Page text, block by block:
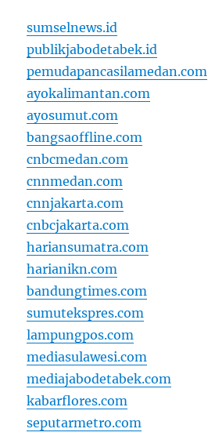
sumselnews.id
publikjabodetabek.id
pemudapancasilamedan.com
ayokalimantan.com
ayosumut.com
bangsaoffline.com
cnbcmedan.com
cnnmedan.com
cnnjakarta.com
cnbcjakarta.com
hariansumatra.com
harianikn.com
bandungtimes.com
sumutekspres.com
lampungpos.com
mediasulawesi.com
mediajabodetabek.com
kabarflores.com
seputarmetro.com